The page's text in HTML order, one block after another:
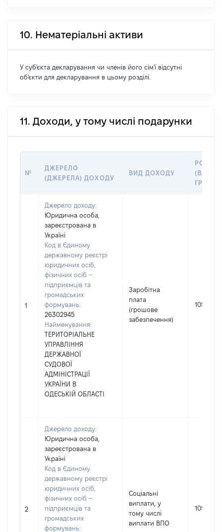
10. Нематеріальні активи
У суб'єкта декларування чи членів його сім'ї відсутні
об'єкти для декларування в цьому розділі.
11. Доходи, у тому числі подарунки
№
ДЖЕРЕЛО
(ДЖЕРЕЛА) ДОХОДУ
ВИД ДОХОДУ
РОЗМІР
ГРН
1
Джерело доходу:
Юридична особа,
зареєстрована в
Україні
Код в Єдиному
державному реєстрі
юридичних осіб,
фізичних осіб –
підприємців та
громадських
формувань:
26302945
Найменування:
ТЕРИТОРІАЛЬНЕ
УПРАВЛІННЯ
ДЕРЖАВНОЇ
СУДОВОЇ
АДМІНІСТРАЦІЇ
УКРАЇНИ В
ОДЕСЬКІЙ ОБЛАСТІ
Заробітна
плата
(грошове
забезпечення)
105489
2
Джерело доходу:
Юридична особа,
зареєстрована в
Україні
Код в Єдиному
державному реєстрі
юридичних осіб,
фізичних осіб –
підприємців та
громадських
формувань:
Соціальні
виплати, у
тому числі
виплати ВПО
10994